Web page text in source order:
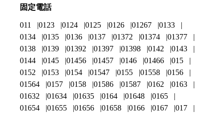
固定電話
011 0123 0124 0125 0126 01267
0133
0134
0135 0136 0137 01372 01374
01377
0138
0139 01392 01397 01398 0142
0143
0144
0145 01456 01457 0146 01466
015
0152
0153 0154 01547 0155 01558
0156
01564
0157 0158 01586 01587 0162
0163
01632
01634 01635 0164 01648
0165
01654
01655 01656 01658 0166 0167
017